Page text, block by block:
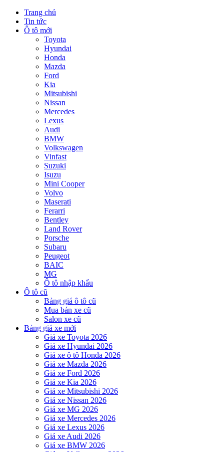
Trang chủ
Tin tức
Ô tô mới
Toyota
Hyundai
Honda
Mazda
Ford
Kia
Mitsubishi
Nissan
Mercedes
Lexus
Audi
BMW
Volkswagen
Vinfast
Suzuki
Isuzu
Mini Cooper
Volvo
Maserati
Ferarri
Bentley
Land Rover
Porsche
Subaru
Peugeot
BAIC
MG
Ô tô nhập khẩu
Ô tô cũ
Bảng giá ô tô cũ
Mua bán xe cũ
Salon xe cũ
Bảng giá xe mới
Giá xe Toyota 2026
Giá xe Hyundai 2026
Giá xe ô tô Honda 2026
Giá xe Mazda 2026
Giá xe Ford 2026
Giá xe Kia 2026
Giá xe Mitsubishi 2026
Giá xe Nissan 2026
Giá xe MG 2026
Giá xe Mercedes 2026
Giá xe Lexus 2026
Giá xe Audi 2026
Giá xe BMW 2026